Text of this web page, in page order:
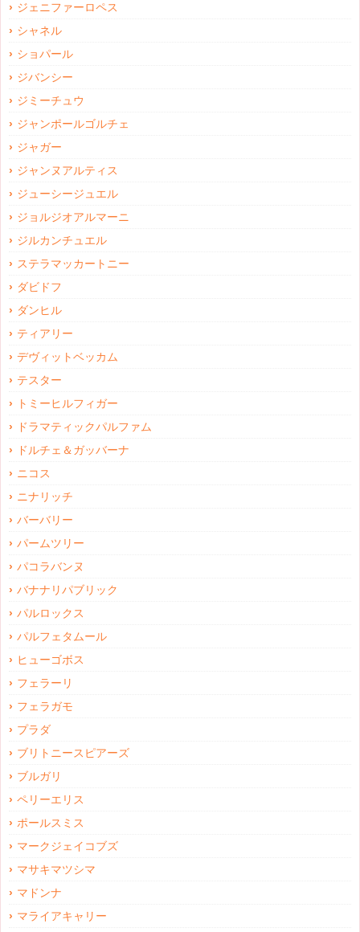
ジェニファーロペス
シャネル
ショパール
ジバンシー
ジミーチュウ
ジャンポールゴルチェ
ジャガー
ジャンヌアルティス
ジューシージュエル
ジョルジオアルマーニ
ジルカンチュエル
ステラマッカートニー
ダビドフ
ダンヒル
ティアリー
デヴィットベッカム
テスター
トミーヒルフィガー
ドラマティックパルファム
ドルチェ＆ガッバーナ
ニコス
ニナリッチ
バーバリー
パームツリー
パコラバンヌ
バナナリパブリック
パルロックス
パルフェタムール
ヒューゴボス
フェラーリ
フェラガモ
プラダ
ブリトニースピアーズ
ブルガリ
ペリーエリス
ポールスミス
マークジェイコブズ
マサキマツシマ
マドンナ
マライアキャリー